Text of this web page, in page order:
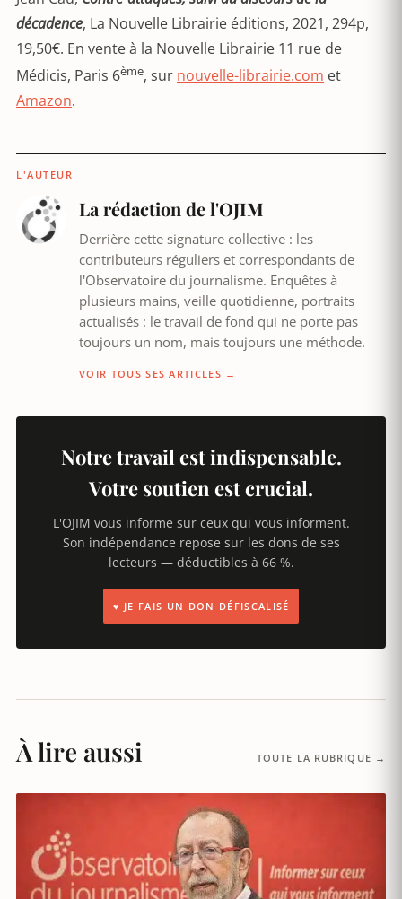
décadence, La Nouvelle Librairie éditions, 2021, 294p,
19,50€. En vente à la Nouvelle Librairie 11 rue de
Médicis, Paris 6ème, sur nouvelle-librairie.com et
Amazon.
L'AUTEUR
La rédaction de l'OJIM
Derrière cette signature collective : les
contributeurs réguliers et correspondants de
l'Observatoire du journalisme. Enquêtes à
plusieurs mains, veille quotidienne, portraits
actualisés : le travail de fond qui ne porte pas
toujours un nom, mais toujours une méthode.
VOIR TOUS SES ARTICLES →
Notre travail est indispensable.
Votre soutien est crucial.
L'OJIM vous informe sur ceux qui vous informent.
Son indépendance repose sur les dons de ses
lecteurs — déductibles à 66 %.
♥ JE FAIS UN DON DÉFISCALISÉ
À lire aussi TOUTE LA RUBRIQUE →